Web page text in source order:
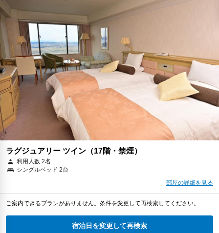
ラグジュアリー ツイン（17階・禁煙）
利用人数 2名
シングルベッド 2台
部屋の詳細を見る
ご案内できるプランがありません。条件を変更して再検索してください。
宿泊日を変更して再検索